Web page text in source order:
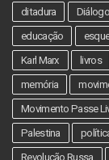
ditadura
educação
Karl Marx
livros
memória
Movimento Passe
Palestina
Revolução Russa